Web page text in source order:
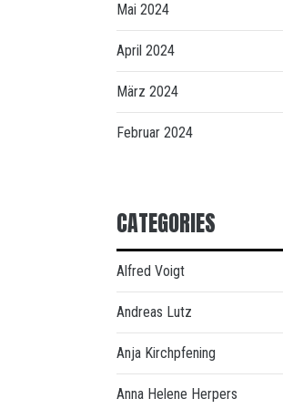
Mai 2024
April 2024
März 2024
Februar 2024
CATEGORIES
Alfred Voigt
Andreas Lutz
Anja Kirchpfening
Anna Helene Herpers